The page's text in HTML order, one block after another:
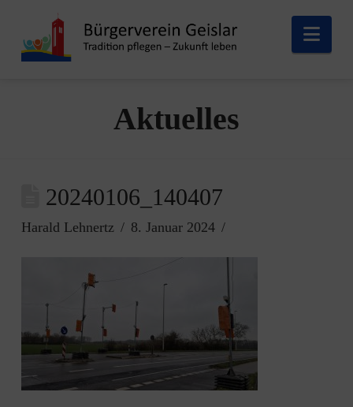
Aktuelles
20240106_140407
Harald Lehnertz 8. Januar 2024